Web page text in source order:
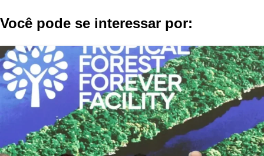
Você pode se interessar por: